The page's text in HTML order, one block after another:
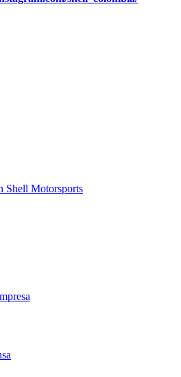
Shell Motorsports